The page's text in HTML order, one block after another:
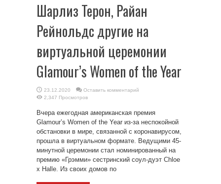
Шарлиз Терон, Райан
Рейнольдс другие на
виртуальной церемонии
Glamour’s Women of the Year
23.12.2020
Оставить комментарий
2,347 Просмотров
Вчера ежегодная американская премия
Glamour’s Women of the Year из-за неспокойной
обстановки в мире, связанной с коронавирусом,
прошла в виртуальном формате. Ведущими 45-
минутной церемонии стал номинированный на
премию «Грэмми» сестринский соул-дуэт Chloe
x Halle. Из своих домов по